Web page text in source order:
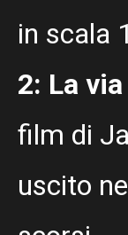
in scala
2: La via
film di
uscito